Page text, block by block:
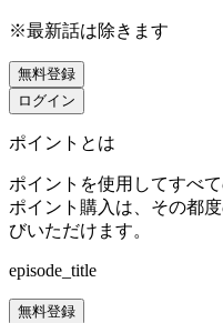
※最新話は除きます
無料登録
ログイン
ポイントとは
ポイントを使用してすべ
ポイント購入は、その都
びいただけます。
episode_title
無料登録